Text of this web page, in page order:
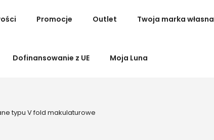
Promocje Outlet Twoja marka własna
Dofinansowanie z UE Moja Luna
typu V fold makulaturowe